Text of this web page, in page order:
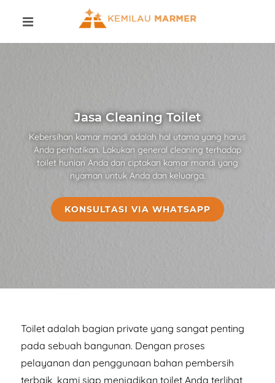
Jasa Cleaning Toilet
Kebersihan kamar mandi adalah hal utama yang harus
Anda perhatikan. Lakukan general cleaning terhadap
toilet hunian Anda dan ciptakan kamar mandi yang
nyaman untuk Anda dan keluarga.
KONSULTASI VIA WHATSAPP
Toilet adalah bagian private yang sangat penting
pada sebuah bangunan. Dengan proses
pelayanan dan penggunaan bahan pembersih
terbaik, kami siap menjadikan toilet Anda terlihat